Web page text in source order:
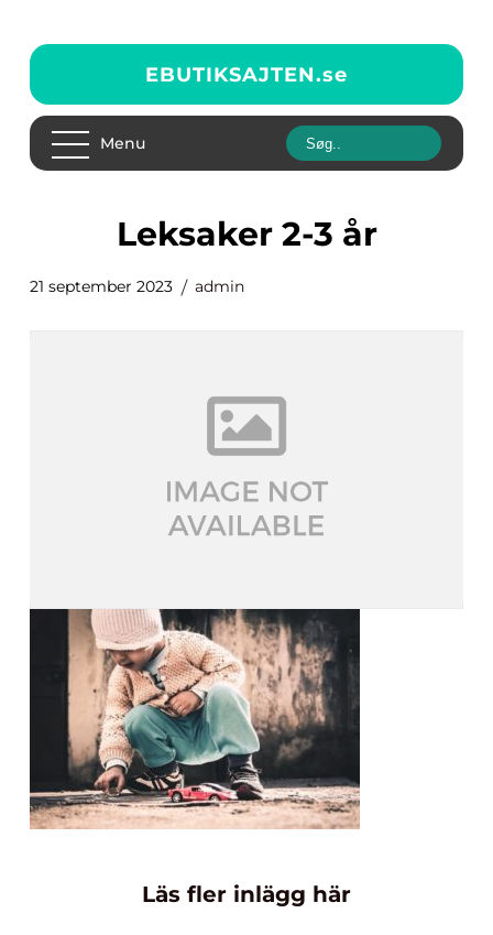
EBUTIKSAJTEN.se
Menu
leksaker 2-3 år
21 september 2023 admin
Läs fler inlägg här